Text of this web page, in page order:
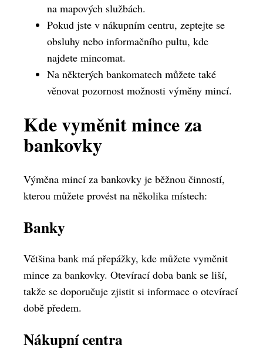
na mapových službách.
Pokud jste v nákupním centru, zeptejte se
obsluhy nebo informačního pultu, kde
najdete mincomat.
Na některých bankomatech můžete také
věnovat pozornost možnosti výměny mincí.
Kde vyměnit mince za
bankovky
Výměna mincí za bankovky je běžnou činností,
kterou můžete provést na několika místech:
Banky
Většina bank má přepážky, kde můžete vyměnit
mince za bankovky. Otevírací doba bank se liší,
takže se doporučuje zjistit si informace o otevírací
době předem.
Nákupní centra